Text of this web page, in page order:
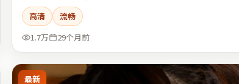
高清
流畅
1.7万
29个月前
最新